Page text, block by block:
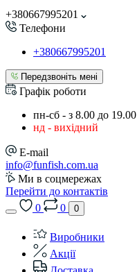
+380667995201
Телефони
+380667995201
Передзвоніть мені
Графік роботи
пн-сб - з 8.00 до 19.00
нд - вихідний
E-mail
info@funfish.com.ua
Ми в соцмережах
Перейти до контактів
0
0 0
Виробники
Акції